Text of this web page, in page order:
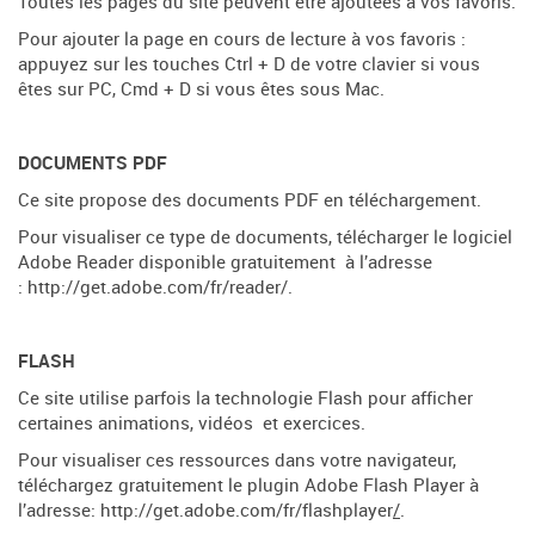
Pour ajouter la page en cours de lecture à vos favoris :
appuyez sur les touches Ctrl + D de votre clavier si vous
êtes sur PC, Cmd + D si vous êtes sous Mac.
DOCUMENTS PDF
Ce site propose des documents PDF en téléchargement.
Pour visualiser ce type de documents, télécharger le logiciel
Adobe Reader disponible gratuitement à l’adresse
: http://get.adobe.com/fr/reader/.
FLASH
Ce site utilise parfois la technologie Flash pour afficher
certaines animations, vidéos et exercices.
Pour visualiser ces ressources dans votre navigateur,
téléchargez gratuitement le plugin Adobe Flash Player à
l’adresse: http://get.adobe.com/fr/flashplayer/.